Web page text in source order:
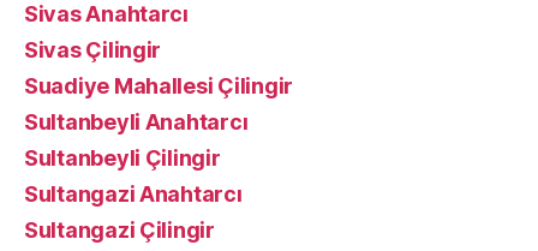
Sivas Anahtarcı
Sivas Çilingir
Suadiye Mahallesi Çilingir
Sultanbeyli Anahtarcı
Sultanbeyli Çilingir
Sultangazi Anahtarcı
Sultangazi Çilingir